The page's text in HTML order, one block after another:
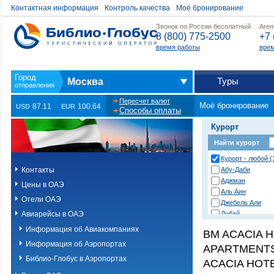
Контактная информация Контроль качества Моё бронирование
Звонок по России бесплатный
8 (800) 775-2500
время работы
+7
Москва Туры
USD 87.11 EUR 100.64
Пересчет валют
Способы оплаты
Моё бронирование
Контакты
Цены в ОАЭ
Отели ОАЭ
Авиарейсы в ОАЭ
Информация об Авиакомпаниях
Информация об Аэропортах
Библио-Глобус в Аэропортах
Курорт
Найти курорт
Курорт - любой
Абу-Даби
Аджман
Аль Аин
Джебель Али
Дубай
Дубай (пустыня)
Дубай
Палм Джумейра
BM ACACIA
ACACIA